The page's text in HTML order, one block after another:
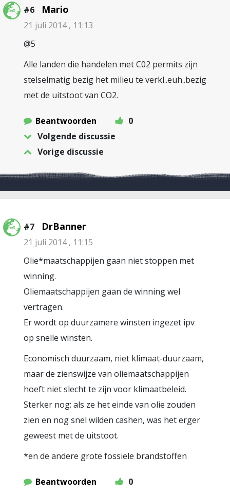
#6 Mario
21 juli 2014 , 11:13
@5
Alle landen die handelen met C02 permits zijn
stelselmatig bezig het milieu te verkl..euh..bezig
met de uitstoot van CO2.
Beantwoorden
0
Volgende discussie
Vorige discussie
#7 DrBanner
21 juli 2014 , 11:15
Olie*maatschappijen gaan niet stoppen met
winning.
Oliemaatschappijen gaan de winning wel
vertragen.
Er wordt op duurzamere winsten ingezet ipv
op snelle winsten.
Economisch duurzaam, niet klimaat-duurzaam,
maar de zienswijze van oliemaatschappijen
hoeft niet slecht te zijn voor klimaatbeleid.
Sterker nog: als ze het einde van olie zouden
zien en nog snel wilden cashen, was het erger
geweest met de uitstoot.
*en de andere grote fossiele brandstoffen
Beantwoorden
0